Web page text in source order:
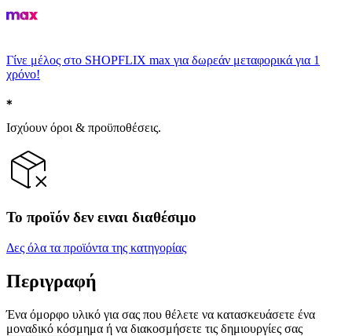
Γίνε μέλος στο SHOPFLIX max για δωρεάν μεταφορικά για 1
χρόνο!
Ισχύουν όροι & προϋποθέσεις.
Το προϊόν δεν ειναι διαθέσιμο
Δες όλα τα προϊόντα της κατηγορίας
Περιγραφή
Ένα όμορφο υλικό για σας που θέλετε να κατασκευάσετε ένα
μοναδικό κόσμημα ή να διακοσμήσετε τις δημιουργίες σας